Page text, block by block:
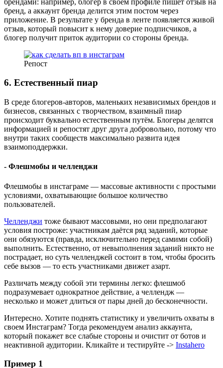
бренд, а аккаунт бренда делится этим постом через
приложение. В результате у бренда в ленте появляется живой
отзыв, который повысит к нему доверие подписчиков, а
блогер получит приток аудитории со стороны бренда.
Репост
6. Естественный пиар
В среде блогеров-авторов, маленьких независимых брендов и
бизнесов, связанных с творчеством, взаимный пиар
происходит буквально естественным путём. Блогеры делятся
информацией и репостят друг друга добровольно, потому что
внутри таких сообществ максимально развита идея
взаимоподдержки.
- Флешмобы и челленджи
Флешмобы в инстаграме — массовые активности с простыми
условиями, охватывающие большое количество
пользователей.
Челленджи тоже бывают массовыми, но они предполагают
условия построже: участникам даётся ряд заданий, которые
они обязуются (правда, исключительно перед самими собой)
выполнить. Естественно, от невыполнения заданий никто не
пострадает, но суть челленджей состоит в том, чтобы бросить
себе вызов — то есть участниками движет азарт.
Различать между собой эти термины легко: флешмоб
подразумевает однократное действие, а челлендж —
несколько и может длиться от пары дней до бесконечности.
Интересно. Хотите поднять статистику и увеличить охваты в
своем Инстаграм? Тогда рекомендуем анализ аккаунта,
который покажет все слабые стороны и очистит от ботов и
неактивной аудитории. Кликайте и тестируйте -> Instahero
Пример 1